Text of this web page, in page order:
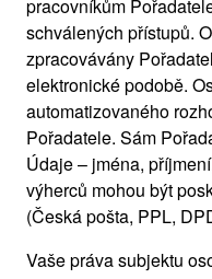
pracovníkům
schválených přístupů.
zpracovávány
elektronické podobě.
automatizovaného
Pořadatele. Sám
Údaje – jména,
výherců mohou být
(Česká pošta, PPL,
Vaše práva subjektu